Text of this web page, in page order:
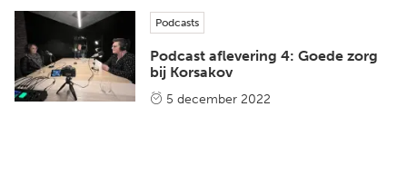
Podcasts
Podcast aflevering 4: Goede zorg
bij Korsakov
5 december 2022